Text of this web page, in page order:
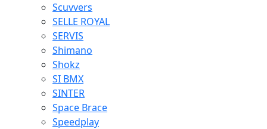
Scuvvers
SELLE ROYAL
SERVIS
Shimano
Shokz
SI BMX
SINTER
Space Brace
Speedplay